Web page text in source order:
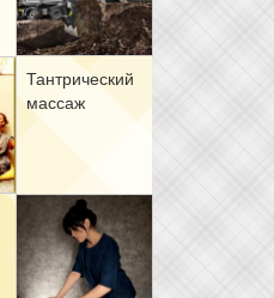
Тан­три­че­ский
мас­саж